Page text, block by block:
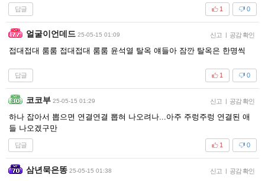
답글 0
1
얼굴이언데드 25-05-15 01:09 신고 | 공감 확인
접대접대 룸룸 접대접대 룸룸 윤석열 탈옥 얘들아 잠깐 탈옥은 한명씩
답글 0
1
코코부 25-05-15 01:29 신고 | 공감 확인
하나 잡아서 뽑으면 연결연결 뽑혀 나오려나...아주 주렁주렁 연결된 애
들 나오겠구만
답글 0
1
삼년묵은똥 25-05-15 01:38 신고 | 공감 확인